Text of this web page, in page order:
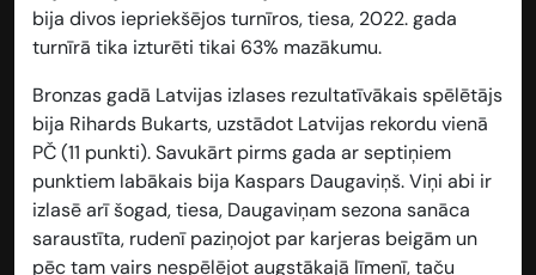
bija divos iepriekšējos turnīros, tiesa, 2022. gada
turnīrā tika izturēti tikai 63% mazākumu.
Bronzas gadā Latvijas izlases rezultatīvākais spēlētājs
bija Rihards Bukarts, uzstādot Latvijas rekordu vienā
PČ (11 punkti). Savukārt pirms gada ar septiņiem
punktiem labākais bija Kaspars Daugaviņš. Viņi abi ir
izlasē arī šogad, tiesa, Daugaviņam sezona sanāca
saraustīta, rudenī paziņojot par karjeras beigām un
pēc tam vairs nespēlējot augstākajā līmenī, taču